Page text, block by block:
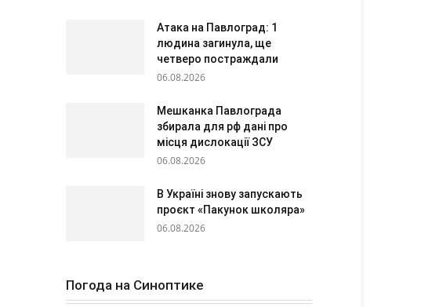
Атака на Павлоград: 1
людина загинула, ще
четверо постраждали
06.08.2026
Мешканка Павлограда
збирала для рф дані про
місця дислокації ЗСУ
06.08.2026
В Україні знову запускають
проєкт «Пакунок школяра»
06.08.2026
Погода на Синоптике